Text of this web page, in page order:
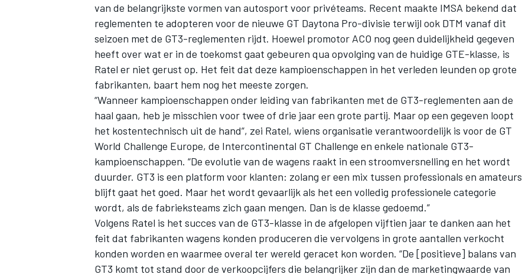
WEC DTM
van de belangrijkste vormen van autosport voor privéteams. Recent maakte IMSA bekend dat
reglementen te adopteren voor de nieuwe GT Daytona Pro-divisie terwijl ook DTM vanaf dit
seizoen met de GT3-reglementen rijdt. Hoewel promotor ACO nog geen duidelijkheid gegeven
heeft over wat er in de toekomst gaat gebeuren qua opvolging van de huidige GTE-klasse, is
Ratel er niet gerust op. Het feit dat deze kampioenschappen in het verleden leunden op grote
fabrikanten, baart hem nog het meeste zorgen.
“Wanneer kampioenschappen onder leiding van fabrikanten met de GT3-reglementen aan de
haal gaan, heb je misschien voor twee of drie jaar een grote partij. Maar op een gegeven loopt
het kostentechnisch uit de hand”, zei Ratel, wiens organisatie verantwoordelijk is voor de GT
World Challenge Europe, de Intercontinental GT Challenge en enkele nationale GT3-
kampioenschappen. “De evolutie van de wagens raakt in een stroomversnelling en het wordt
duurder. GT3 is een platform voor klanten: zolang er een mix tussen professionals en amateurs
blijft gaat het goed. Maar het wordt gevaarlijk als het een volledig professionele categorie
wordt, als de fabrieksteams zich gaan mengen. Dan is de klasse gedoemd.”
Volgens Ratel is het succes van de GT3-klasse in de afgelopen vijftien jaar te danken aan het
feit dat fabrikanten wagens konden produceren die vervolgens in grote aantallen verkocht
konden worden en waarmee overal ter wereld geracet kon worden. “De [positieve] balans van
GT3 komt tot stand door de verkoopcijfers die belangrijker zijn dan de marketingwaarde van